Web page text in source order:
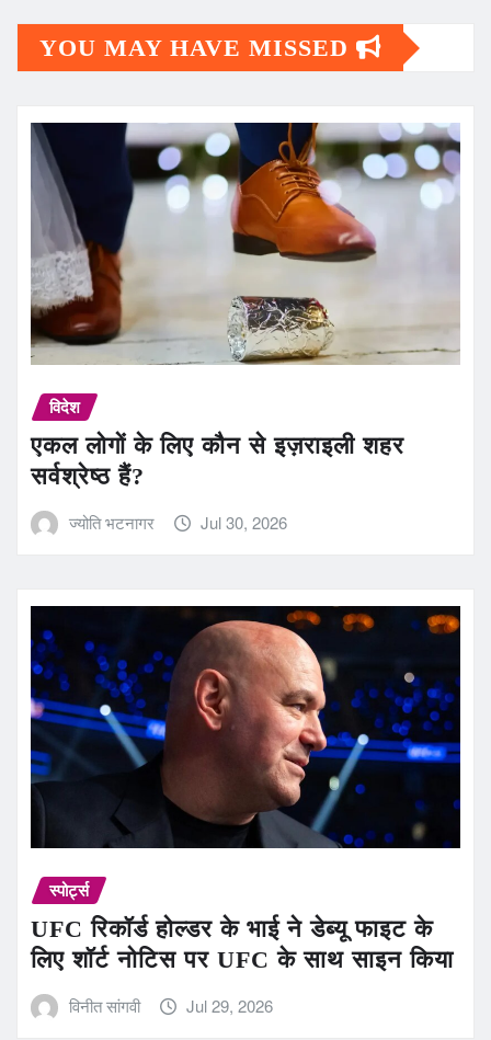
YOU MAY HAVE MISSED
विदेश
एकल लोगों के लिए कौन से इज़राइली शहर
सर्वश्रेष्ठ हैं?
ज्योति भटनागर Jul 30, 2026
स्पोर्ट्स
UFC रिकॉर्ड होल्डर के भाई ने डेब्यू फाइट के
लिए शॉर्ट नोटिस पर UFC के साथ साइन किया
विनीत सांगवी Jul 29, 2026